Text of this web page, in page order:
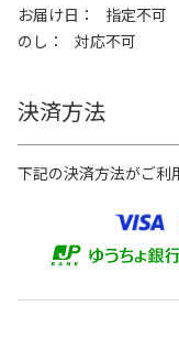
お届け日
指定不可
のし
対応不可
決済方法
下記の決済方法がご利